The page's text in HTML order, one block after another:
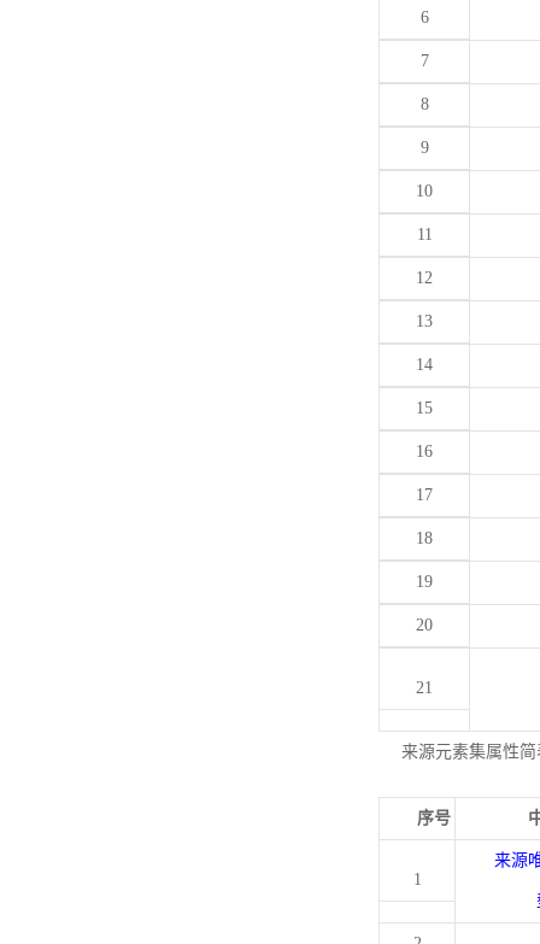
6
7
8
9
10
11
12
13
14
15
16
17
18
19
20
21
来源元素集属性简
序号
1
来源